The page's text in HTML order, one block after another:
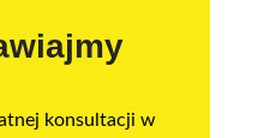
konsultacji w